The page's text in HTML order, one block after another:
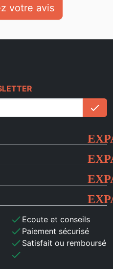
votre avis
check
check Ecoute et conseils
check Paiement sécurisé
check Satisfait ou remboursé
check